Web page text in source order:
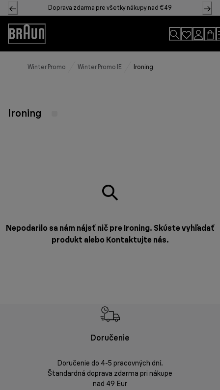
Skip
to
Content
Doprava zdarma pre všetky nákupy nad €49
Accessibility
Statement
Winter Promo Winter Promo IE Ironing
Ironing
Nepodarilo sa nám nájsť nič pre Ironing. Skúste vyhľadať
produkt alebo Kontaktujte nás.
Doručenie
Doručenie do 4-5 pracovných dní.
Štandardná doprava zdarma pri nákupe
nad 49 Eur